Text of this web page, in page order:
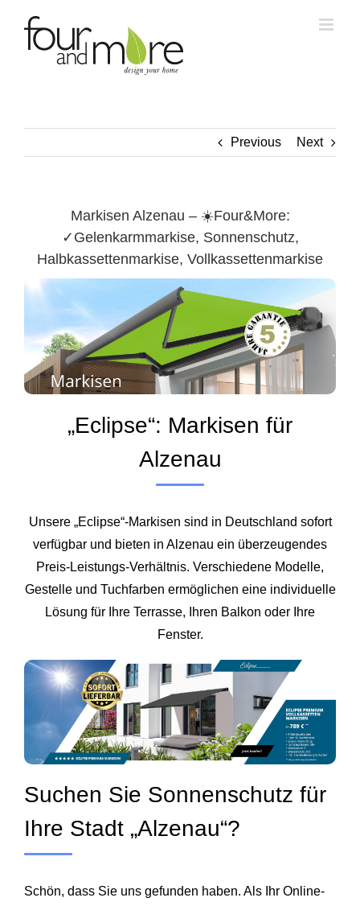
content
Previous Next
Markisen Alzenau – ☀️Four&More:
✓Gelenkarmmarkise, Sonnenschutz,
Halbkassettenmarkise, Vollkassettenmarkise
„Eclipse“: Markisen für
Alzenau
Unsere „Eclipse“-Markisen sind in Deutschland sofort
verfügbar und bieten in Alzenau ein überzeugendes
Preis‑Leistungs‑Verhältnis. Verschiedene Modelle,
Gestelle und Tuchfarben ermöglichen eine individuelle
Lösung für Ihre Terrasse, Ihren Balkon oder Ihre
Fenster.
Suchen Sie Sonnenschutz für
Ihre Stadt „Alzenau“?
Schön, dass Sie uns gefunden haben. Als Ihr Online-